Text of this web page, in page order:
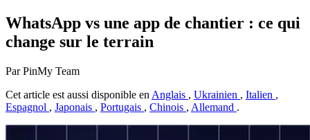
WhatsApp vs une app de chantier : ce qui
change sur le terrain
Par PinMy Team
Cet article est aussi disponible en Anglais , Ukrainien , Italien ,
Espagnol , Japonais , Portugais , Chinois , Allemand .